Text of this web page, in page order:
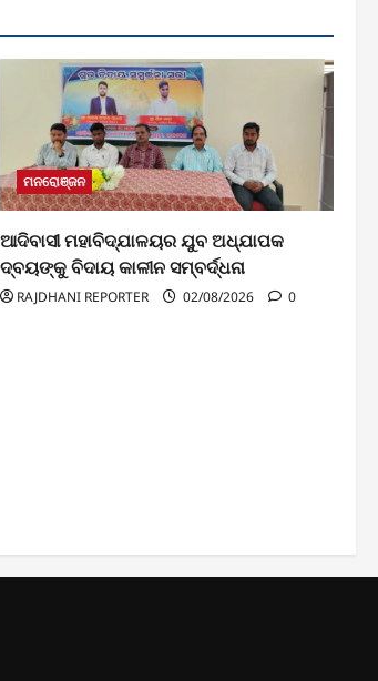
ମନରୋଞ୍ଜନ
ଆଦିବାସୀ ମହାବିଦ୍ଯାଳୟର ଯୁବ ଅଧ୍ଯାପକ
ଦ୍ବୟଙ୍କୁ ବିଦାୟ କାଳୀନ ସମ୍ବର୍ଦ୍ଧନା
RAJDHANI REPORTER 02/08/2026 0